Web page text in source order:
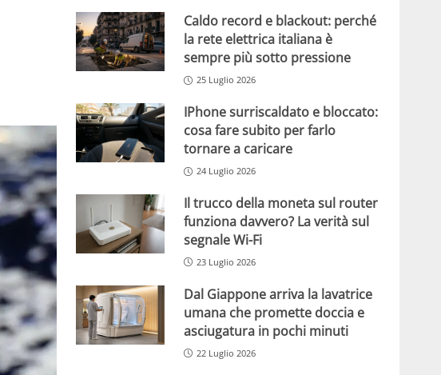
Caldo record e blackout: perché
la rete elettrica italiana è
sempre più sotto pressione
25 Luglio 2026
IPhone surriscaldato e bloccato:
cosa fare subito per farlo
tornare a caricare
24 Luglio 2026
Il trucco della moneta sul router
funziona davvero? La verità sul
segnale Wi-Fi
23 Luglio 2026
Dal Giappone arriva la lavatrice
umana che promette doccia e
asciugatura in pochi minuti
22 Luglio 2026